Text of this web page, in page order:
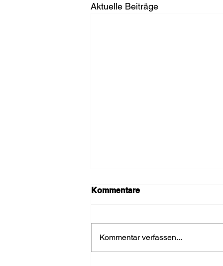
Aktuelle Beiträge
Kommentare
Kommentar verfassen...